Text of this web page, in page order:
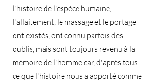
l'histoire de l'espèce humaine,
l'allaitement, le massage et le portage
ont existés, ont connu parfois des
oublis, mais sont toujours revenu à la
mémoire de l'homme car, d'après tous
ce que l'histoire nous a apporté comme